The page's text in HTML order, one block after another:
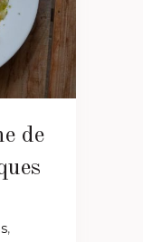
de
,